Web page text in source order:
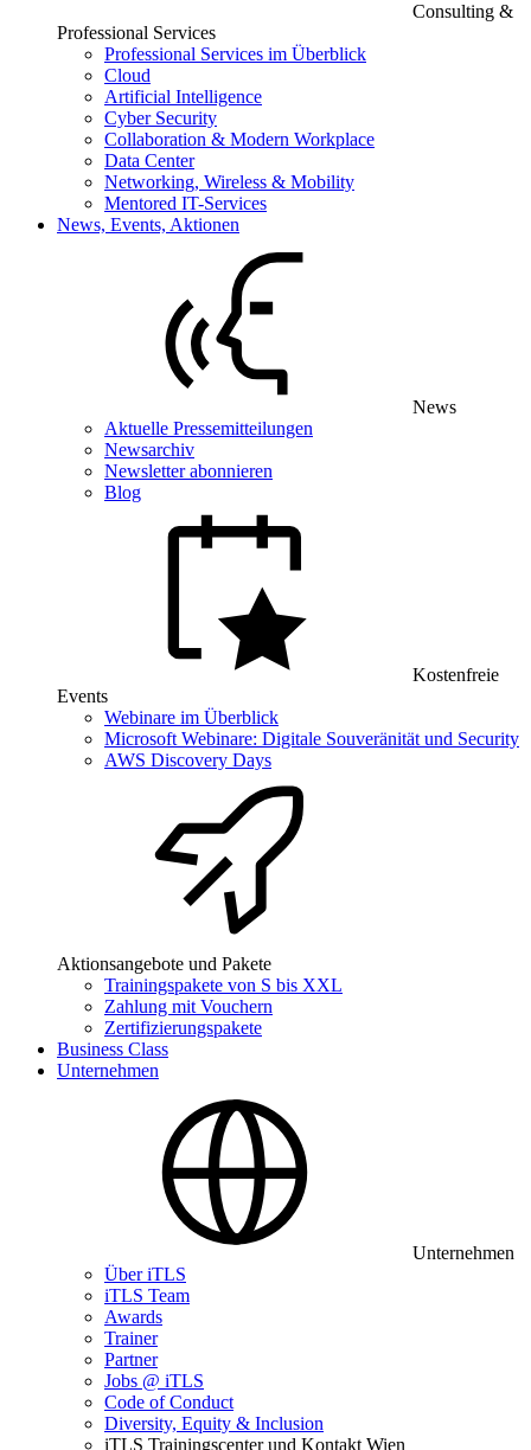
Consulting &
Professional Services
Professional Services im Überblick
Cloud
Artificial Intelligence
Cyber Security
Collaboration & Modern Workplace
Data Center
Networking, Wireless & Mobility
Mentored IT-Services
News, Events, Aktionen
News
Aktuelle Pressemitteilungen
Newsarchiv
Newsletter abonnieren
Blog
Kostenfreie
Events
Webinare im Überblick
Microsoft Webinare: Digitale Souveränität und Security
AWS Discovery Days
Aktionsangebote und Pakete
Trainingspakete von S bis XXL
Zahlung mit Vouchern
Zertifizierungspakete
Business Class
Unternehmen
Unternehmen
Über iTLS
iTLS Team
Awards
Trainer
Partner
Jobs @ iTLS
Code of Conduct
Diversity, Equity & Inclusion
iTLS Trainingscenter und Kontakt Wien